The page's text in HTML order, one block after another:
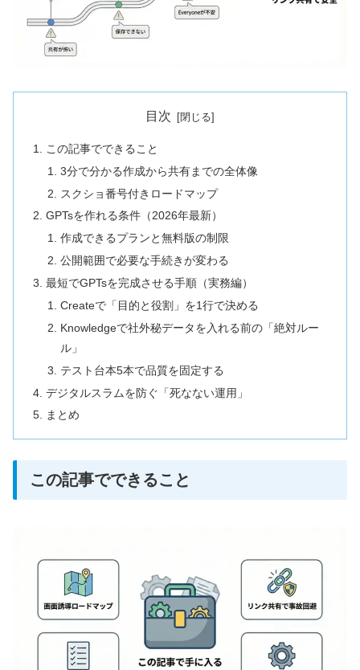
目次
この記事でできること
3分で分かる作成から共有までの全体像
スクショ番号付きロードマップ
GPTsを作れる条件（2026年最新）
作成できるプランと無料版の制限
公開範囲で必要な手続きが変わる
最短でGPTsを完成させる手順（実務編）
Createで「目的と役割」を1行で決める
Knowledgeで社外秘データを入れる前の「絶対ルー
ル」
テスト台本5本で品質を固定する
デジタルスラムを防ぐ「死なない運用」
まとめ
この記事でできること